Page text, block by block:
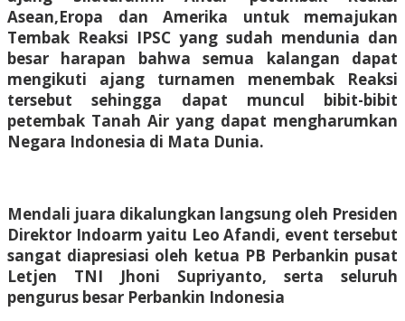
Asean,Eropa dan Amerika untuk memajukan
Tembak Reaksi IPSC yang sudah mendunia dan
besar harapan bahwa semua kalangan dapat
mengikuti ajang turnamen menembak Reaksi
tersebut sehingga dapat muncul bibit-bibit
petembak Tanah Air yang dapat mengharumkan
Negara Indonesia di Mata Dunia.
Mendali juara dikalungkan langsung oleh Presiden
Direktor Indoarm yaitu Leo Afandi, event tersebut
sangat diapresiasi oleh ketua PB Perbankin pusat
Letjen TNI Jhoni Supriyanto, serta seluruh
pengurus besar Perbankin Indonesia